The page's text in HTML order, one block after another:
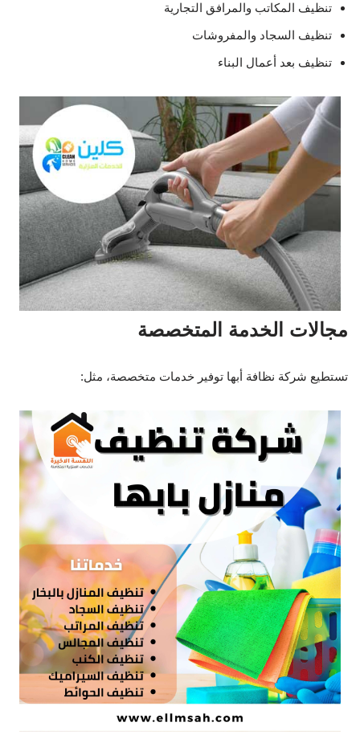
تنظيف المكاتب والمرافق التجارية
تنظيف السجاد والمفروشات
تنظيف بعد أعمال البناء
مجالات الخدمة المتخصصة
تستطيع شركة نظافة أبها توفير خدمات متخصصة، مثل: